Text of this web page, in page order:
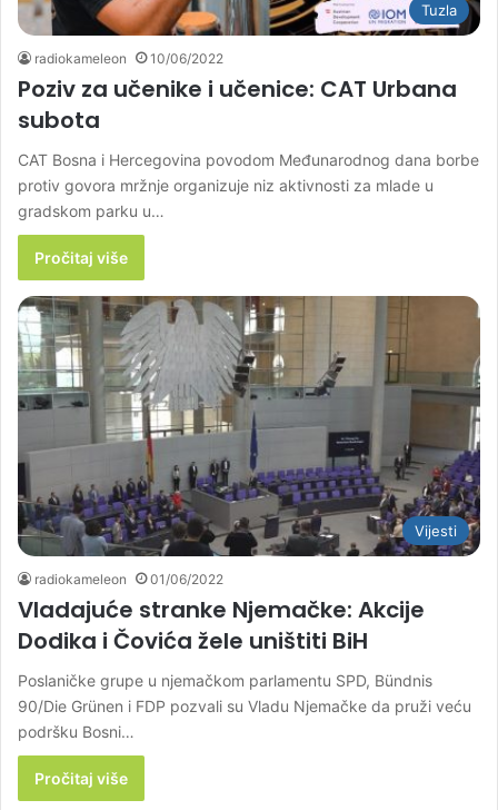
Tuzla
radiokameleon 10/06/2022
Poziv za učenike i učenice: CAT Urbana
subota
CAT Bosna i Hercegovina povodom Međunarodnog dana borbe
protiv govora mržnje organizuje niz aktivnosti za mlade u
gradskom parku u…
Pročitaj više
Vijesti
radiokameleon 01/06/2022
Vladajuće stranke Njemačke: Akcije
Dodika i Čovića žele uništiti BiH
Poslaničke grupe u njemačkom parlamentu SPD, Bündnis
90/Die Grünen i FDP pozvali su Vladu Njemačke da pruži veću
podršku Bosni…
Pročitaj više